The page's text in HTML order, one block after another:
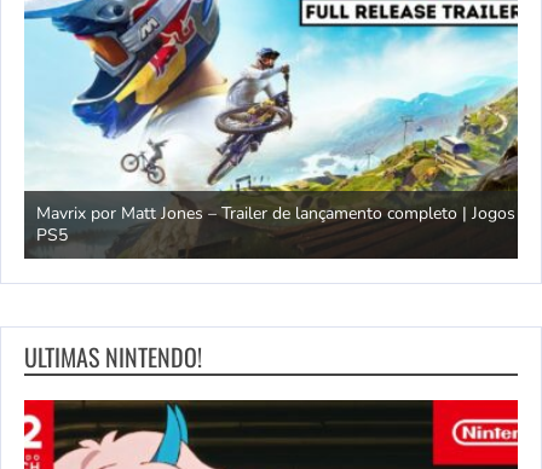
Mavrix por Matt Jones – Trailer de lançamento completo | Jogos
PS5
ULTIMAS NINTENDO!